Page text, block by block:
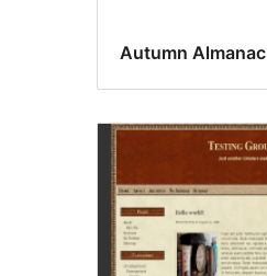
Autumn Almanac